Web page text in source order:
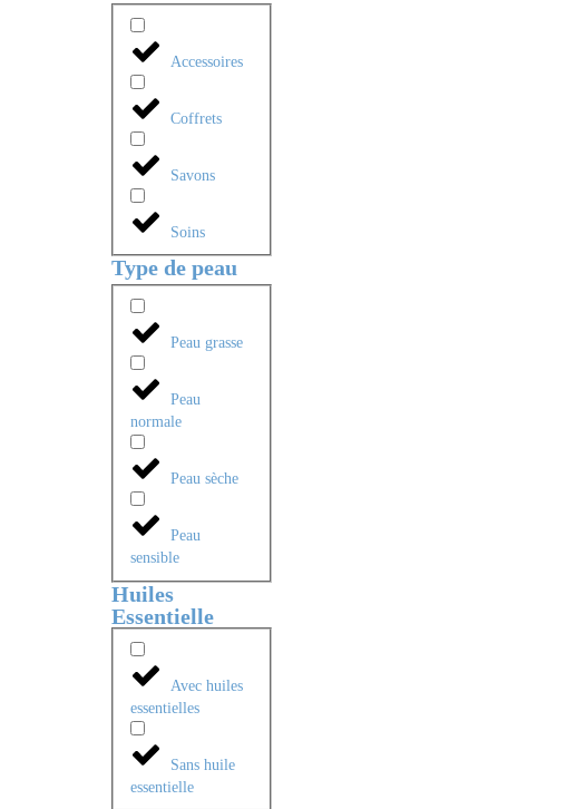
Accessoires
Coffrets
Savons
Soins
Type de peau
Peau grasse
Peau
normale
Peau sèche
Peau
sensible
Huiles
Essentielle
Avec huiles
essentielles
Sans huile
essentielle